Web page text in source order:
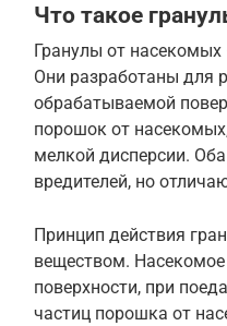
Что такое
Гранулы от
Они разработаны для
обрабатываемой
порошок от
мелкой дисперсии.
вредителей, но
Принцип действия
веществом.
поверхности, при
частиц порошка от